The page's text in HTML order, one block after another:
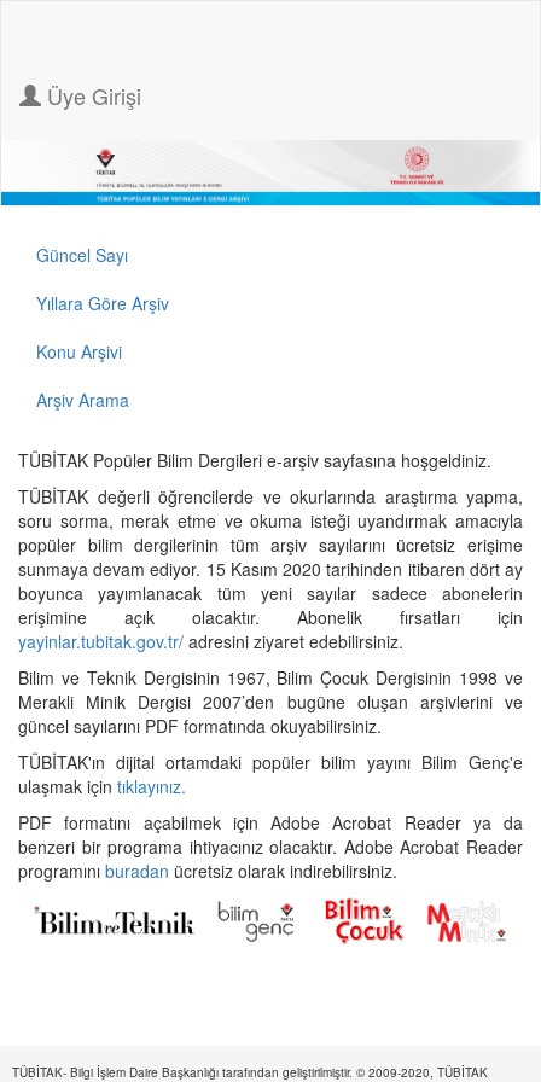
Üye Girişi
Güncel Sayı
Yıllara Göre Arşiv
Konu Arşivi
Arşiv Arama
TÜBİTAK Popüler Bilim Dergileri e-arşiv sayfasına hoşgeldiniz.
TÜBİTAK değerli öğrencilerde ve okurlarında araştırma yapma,
soru sorma, merak etme ve okuma isteği uyandırmak amacıyla
popüler bilim dergilerinin tüm arşiv sayılarını ücretsiz erişime
sunmaya devam ediyor. 15 Kasım 2020 tarihinden itibaren dört ay
boyunca yayımlanacak tüm yeni sayılar sadece abonelerin
erişimine açık olacaktır. Abonelik fırsatları için
yayinlar.tubitak.gov.tr/ adresini ziyaret edebilirsiniz.
Bilim ve Teknik Dergisinin 1967, Bilim Çocuk Dergisinin 1998 ve
Merakli Minik Dergisi 2007’den bugüne oluşan arşivlerini ve
güncel sayılarını PDF formatında okuyabilirsiniz.
TÜBİTAK'ın dijital ortamdaki popüler bilim yayını Bilim Genç'e
ulaşmak için tıklayınız.
PDF formatını açabilmek için Adobe Acrobat Reader ya da
benzeri bir programa ihtiyacınız olacaktır. Adobe Acrobat Reader
programını buradan ücretsiz olarak indirebilirsiniz.
TÜBİTAK- Bilgi İşlem Daire Başkanlığı tarafından geliştirilmiştir. © 2009-2020, TÜBİTAK